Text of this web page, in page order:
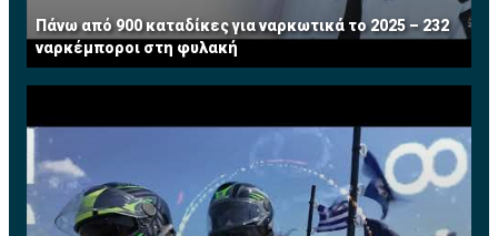
Πάνω από 900 καταδίκες για ναρκωτικά το 2025 – 232
ναρκέμποροι στη φυλακή